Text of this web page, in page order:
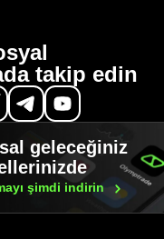
takip edin
geleceğiniz
şimdi indirin